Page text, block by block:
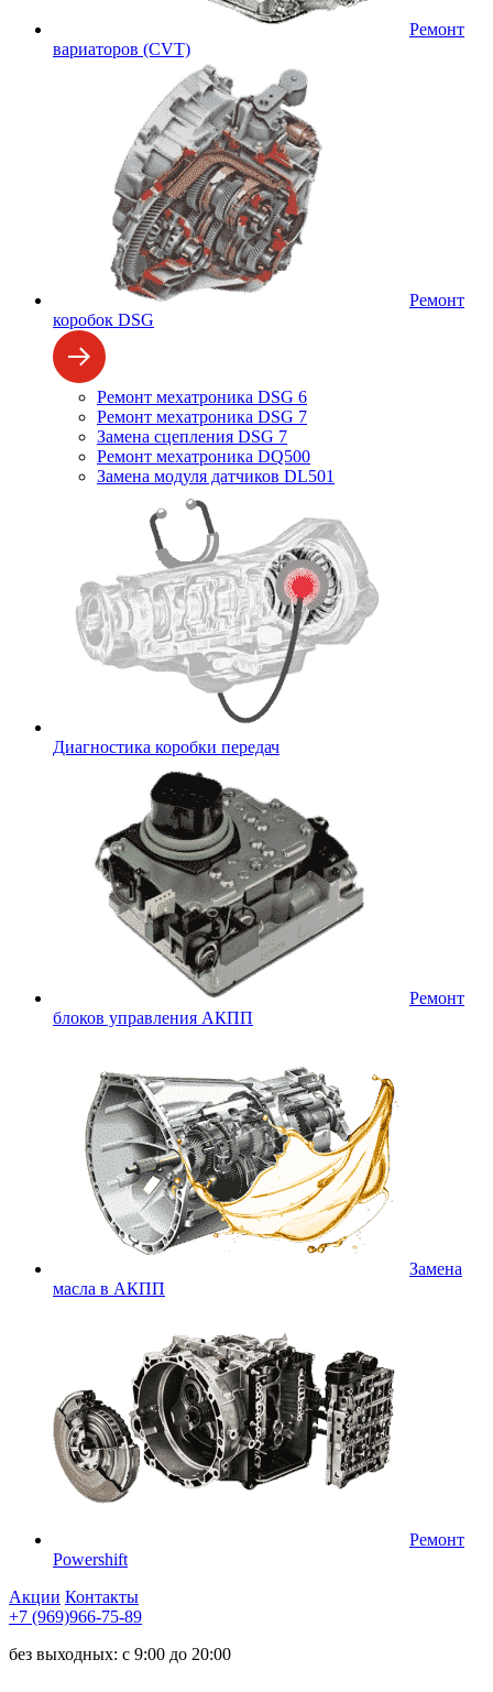
Ремонт
вариаторов (CVT)
Ремонт
коробок DSG
Ремонт мехатроника DSG 6
Ремонт мехатроника DSG 7
Замена сцепления DSG 7
Ремонт мехатроника DQ500
Замена модуля датчиков DL501
Диагностика коробки передач
Ремонт
блоков управления АКПП
Замена
масла в АКПП
Ремонт
Powershift
Акции Контакты
+7 (969)966-75-89
без выходных: с 9:00 до 20:00